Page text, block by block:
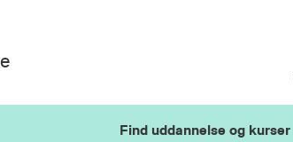
Find uddannelse og kurser